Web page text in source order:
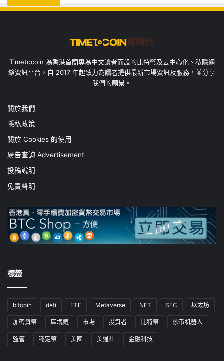
Timetocoin 為香港首間專為中文讀者而設的比特幣及去中心化、私隱網
絡資訊平台，自 2017 年起致力為讀者提供最新市場資訊及服務，並分享
我們的願景。
關於我們
隱私政策
關於 Cookies 的使用
廣告查詢 Advertisement
投稿說明
免責聲明
標籤
bitcoin defi ETF Metaverse NFT SEC 以太坊
加密貨幣 區塊鏈 市場 投資者 比特幣 炒币机器人
監管 穩定幣 美國 美通社 金融科技